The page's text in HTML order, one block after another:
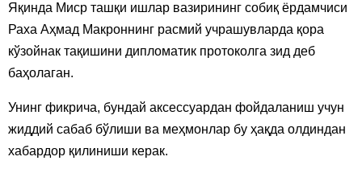
Яқинда Миср ташқи ишлар вазирининг собиқ ёрдамчиси
Раха Аҳмад Макроннинг расмий учрашувларда қора
кўзойнак тақишини дипломатик протоколга зид деб
баҳолаган.
Унинг фикрича, бундай аксессуардан фойдаланиш учун
жиддий сабаб бўлиши ва меҳмонлар бу ҳақда олдиндан
хабардор қилиниши керак.